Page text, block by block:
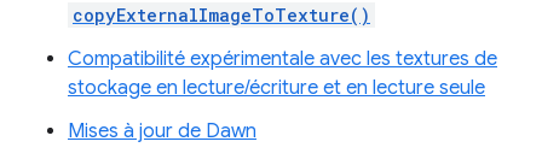
copyExternalImageToTexture()
Compatibilité expérimentale avec les textures de
stockage en lecture/écriture et en lecture seule
Mises à jour de Dawn